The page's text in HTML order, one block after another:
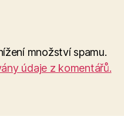
množství spamu.
údaje z komentářů.